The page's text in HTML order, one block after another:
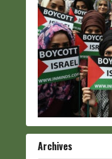
Archives